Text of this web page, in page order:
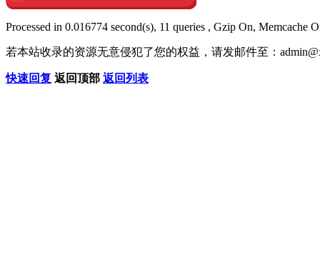
Processed in 0.016774 second(s), 11 queries , Gzip On, Memcache
若本站收录的资源无意侵犯了您的权益，请发邮件至：
快速回复 返回顶部 返回列表